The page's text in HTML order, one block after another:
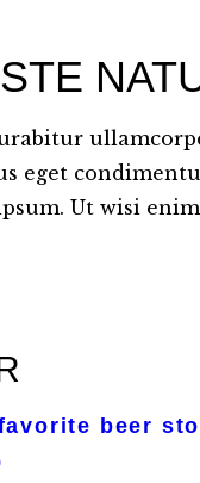
eget
Ut wisi
beer